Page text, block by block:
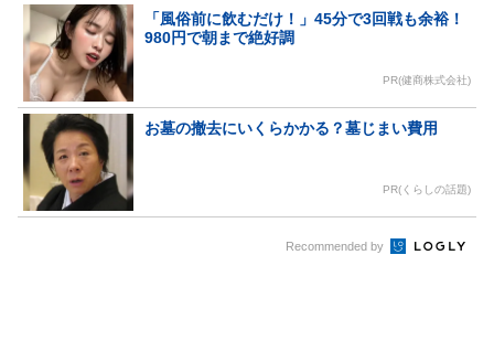
「風俗前に飲むだけ！」45分で3回戦も余裕！
980円で朝まで絶好調
PR(健商株式会社)
お墓の撤去にいくらかかる？墓じまい費用
PR(くらしの話題)
Recommended by